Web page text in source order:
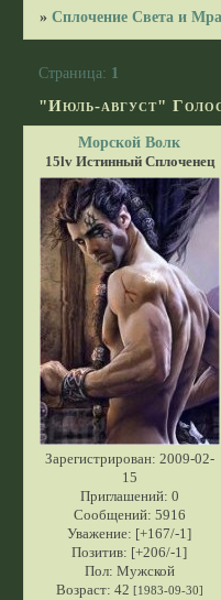
»Сплочение Света и
"Июль-август"
Страница: 1
Морской Волк
15lv Истинный Сплоченец
Зарегистрирован: 2009-02-
15
Приглашений: 0
Сообщений: 5916
Уважение: [+167/-1]
Позитив: [+206/-1]
Пол: Мужской
Возраст: 42 [1983-09-30]